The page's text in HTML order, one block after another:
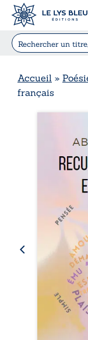
Accueil »
français